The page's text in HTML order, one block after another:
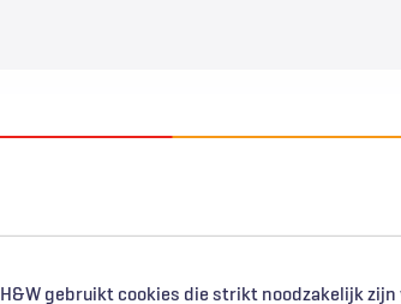
H&W gebruikt cookies die strikt noodzakelijk